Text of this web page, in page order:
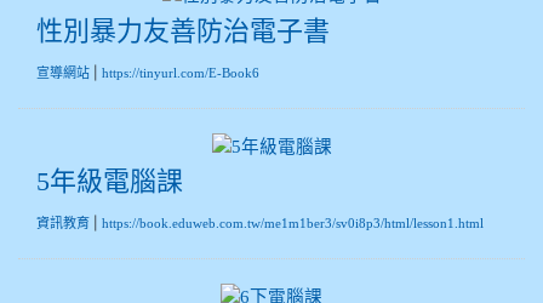
性別暴力友善防治電子書
宣導網站 https://tinyurl.com/E-Book6
5年級電腦課
資訊教育 https://book.eduweb.com.tw/me1m1ber3/sv0i8p3/html/lesson1.html